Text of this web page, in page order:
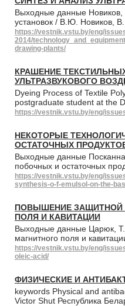
Выходные данные Новиков,
установок / В.Ю. Новиков,
https://vestnik.vstu.by/eng/
2014/
drawing-plants/
КРАШЕНИЕ
УЛЬТРАЗВУКОВОГО
Dyeing Process of Textile
postgraduate student at the
https://vestnik.vstu.by/eng/
НЕКОТОРЫЕ
ОСТАТОЧНЫХ
Выходные данные
побочных и остаточных
https://vestnik.vstu.by/eng/
synthesis-o-f-emulsol-on-the-
ПОВЫШЕНИЕ ЗАЩИТНОЙ
ПОЛЯ И КАВИТАЦИИ
Выходные данные Царюк,
магнитного поля и
https://vestnik.vstu.by/eng/
oleic-acid/
ФИЗИЧЕСКИЕ И
keywords Physical and
Victor Shut Республика